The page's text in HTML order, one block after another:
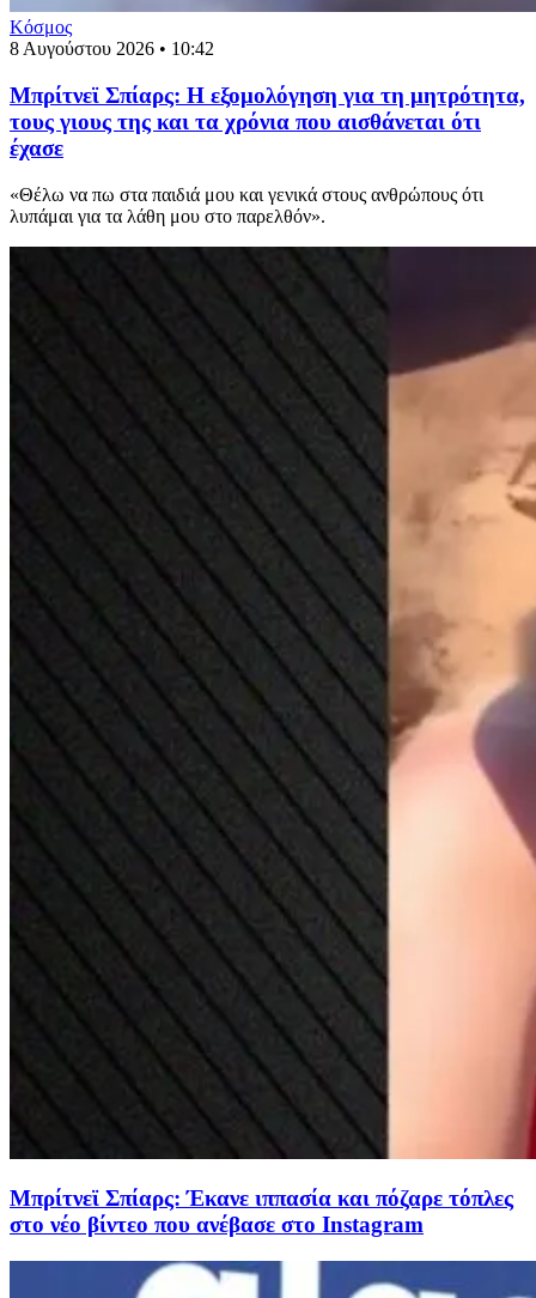
Κόσμος
8 Αυγούστου 2026 • 10:42
Μπρίτνεϊ Σπίαρς: Η εξομολόγηση για τη μητρότητα,
τους γιους της και τα χρόνια που αισθάνεται ότι
έχασε
«Θέλω να πω στα παιδιά μου και γενικά στους ανθρώπους ότι
λυπάμαι για τα λάθη μου στο παρελθόν».
Μπρίτνεϊ Σπίαρς: Έκανε ιππασία και πόζαρε τόπλες
στο νέο βίντεο που ανέβασε στο Instagram